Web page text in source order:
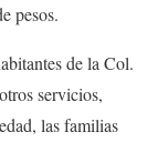
pesos.
de la Col.
servicios,
las familias